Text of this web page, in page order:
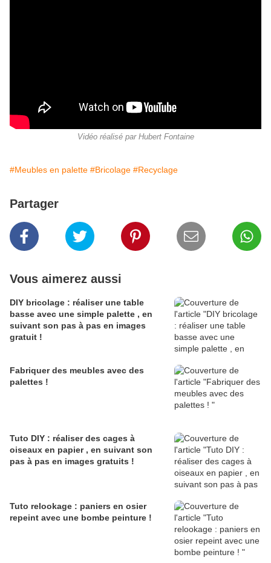
Vidéo réalisé par Hubert Fontaine
#Meubles en palette #Bricolage #Recyclage
Partager
Vous aimerez aussi
DIY bricolage : réaliser une table
basse avec une simple palette , en
suivant son pas à pas en images
gratuit !
Fabriquer des meubles avec des
palettes !
Tuto DIY : réaliser des cages à
oiseaux en papier , en suivant son
pas à pas en images gratuits !
Tuto relookage : paniers en osier
repeint avec une bombe peinture !